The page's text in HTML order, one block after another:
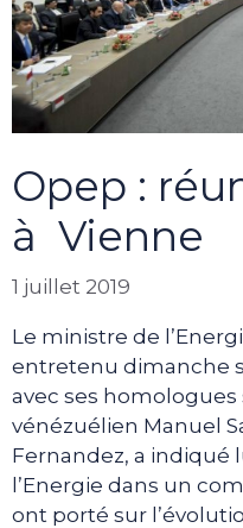
Opep :
à Vienne
1 juillet 2019
Le ministre de
entretenu dimanche
avec ses homologues
vénézuélien Manuel
Fernandez, a indiqué
l’Energie dans un
ont porté sur